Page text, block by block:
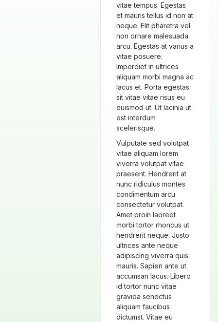
vitae tempus. Egestas
et mauris tellus id non at
neque. Elit pharetra vel
non ornare malesuada
arcu. Egestas at varius a
vitae posuere.
Imperdiet in ultrices
aliquam morbi magna ac
lacus et. Porta egestas
sit vitae vitae risus eu
euismod ut. Ut lacinia ut
est interdum
scelerisque.
Vulputate sed volutpat
vitae aliquam lorem
viverra volutpat vitae
praesent. Hendrerit at
nunc ridiculus montes
condimentum arcu
consectetur volutpat.
Amet proin laoreet
morbi tortor rhoncus ut
hendrerit neque. Justo
ultrices ante neque
adipiscing viverra quis
mauris. Sapien ante ut
accumsan lacus. Libero
id tortor nunc vitae
gravida senectus
aliquam faucibus
dictumst. Vitae eu